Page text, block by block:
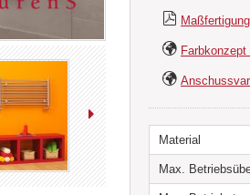
horizontale Variante
Abmessungen als
wunschgemäß
usw.).
Im Lieferumfang
x Dübeln und
Heizköprer bestellt
Material
Max.